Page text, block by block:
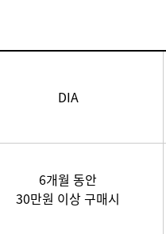
DIA
6개월 동안
30만원 이상 구매시